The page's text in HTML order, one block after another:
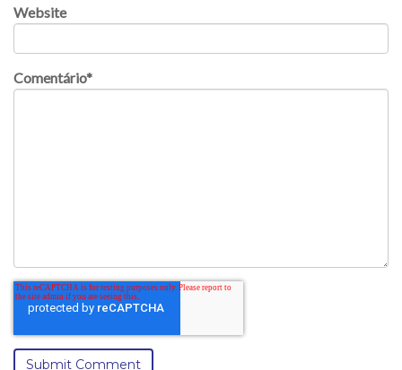
Website
Comentário*